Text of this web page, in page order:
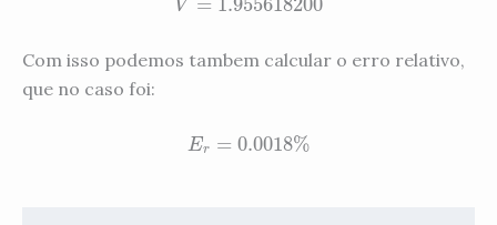
VV=1.955618200
Com isso podemos tambem calcular o erro relativo,
que no caso foi:
Er = 0.0018%
Er=0.0018%